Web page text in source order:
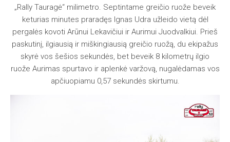
„Rally Tauragė“ milimetro. Septintame greičio ruože beveik
keturias minutes praradęs Ignas Udra užleido vietą dėl
pergalės kovoti Arūnui Lekavičiui ir Aurimui Juodvalkiui. Prieš
paskutinį, ilgiausią ir miškingiausią greičio ruožą, du ekipažus
skyrė vos šešios sekundės, bet beveik 8 kilometrų ilgio
ruože Aurimas spurtavo ir aplenkė varžovą, nugalėdamas vos
apčiuopiamu 0,57 sekundės skirtumu.